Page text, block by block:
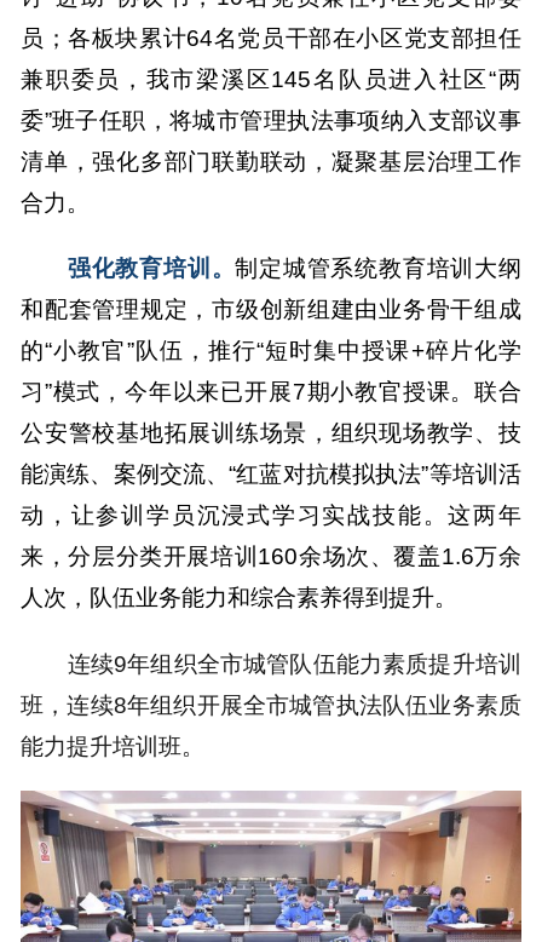
员；各板块累计64名党员干部在小区党支部担任
兼职委员，我市梁溪区145名队员进入社区“两
委”班子任职，将城市管理执法事项纳入支部议事
清单，强化多部门联勤联动，凝聚基层治理工作
合力。
强化教育培训。制定城管系统教育培训大纲
和配套管理规定，市级创新组建由业务骨干组成
的“小教官”队伍，推行“短时集中授课+碎片化学
习”模式，今年以来已开展7期小教官授课。联合
公安警校基地拓展训练场景，组织现场教学、技
能演练、案例交流、“红蓝对抗模拟执法”等培训活
动，让参训学员沉浸式学习实战技能。这两年
来，分层分类开展培训160余场次、覆盖1.6万余
人次，队伍业务能力和综合素养得到提升。
连续9年组织全市城管队伍能力素质提升培训
班，连续8年组织开展全市城管执法队伍业务素质
能力提升培训班。